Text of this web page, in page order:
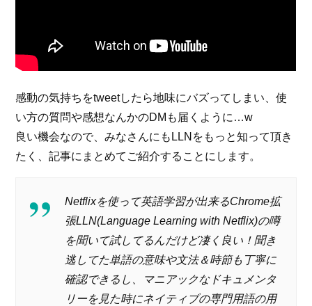
感動の気持ちをtweetしたら地味にバズってしまい、使
い方の質問や感想なんかのDMも届くように…w
良い機会なので、みなさんにもLLNをもっと知って頂き
たく、記事にまとめてご紹介することにします。
Netflixを使って英語学習が出来るChrome拡
張LLN(Language Learning with Netflix)の噂
を聞いて試してるんだけど凄く良い！聞き
逃してた単語の意味や文法＆時節も丁寧に
確認できるし、マニアックなドキュメンタ
リーを見た時にネイティブの専門用語の用